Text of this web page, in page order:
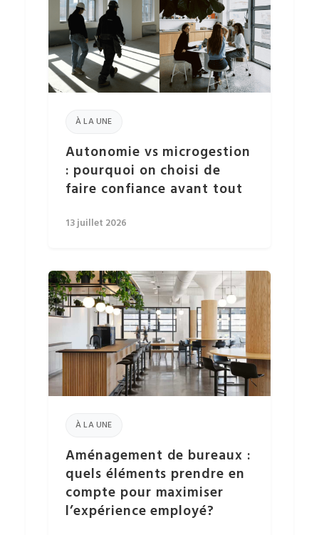
À LA UNE
Autonomie vs microgestion
: pourquoi on choisi de
faire confiance avant tout
13 juillet 2026
À LA UNE
Aménagement de bureaux :
quels éléments prendre en
compte pour maximiser
l’expérience employé?